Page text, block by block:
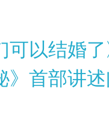
可以结婚
》首部讲